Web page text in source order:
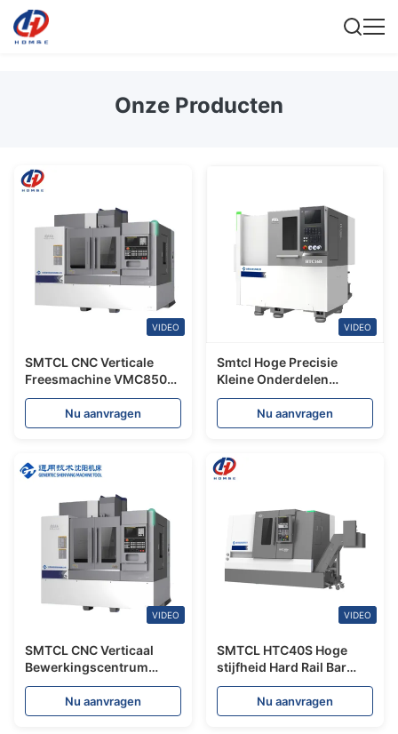
Onze Producten
VIDEO
SMTCL CNC Verticale
Freesmachine VMC850Q
6061 Verticale
Bewerkingscentrum voor
luchtvaartaluminiumverwerking
Nu aanvragen
VIDEO
Smtcl Hoge Precisie
Kleine Onderdelen
Bewerking 5000 Rpm A2-
5 Spindel HTC16H Slant
Bed Cnc Draaibank Met
Nu aanvragen
VIDEO
SMTCL CNC Verticaal
Bewerkingscentrum
VMC1000Q 3-assige CNC
VMC Machine CNC
Freescentrum
Nu aanvragen
VIDEO
SMTCL HTC40S Hoge
stijfheid Hard Rail Bar
Feeder CNC-draaibank
voor auto-lagers en
technische onderdelen
Nu aanvragen